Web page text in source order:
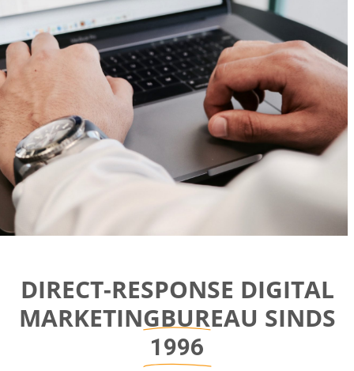
Direct-response
Digital
Marketing Bureau
DIRECT-RESPONSE DIGITAL
MARKETINGBUREAU SINDS
1996